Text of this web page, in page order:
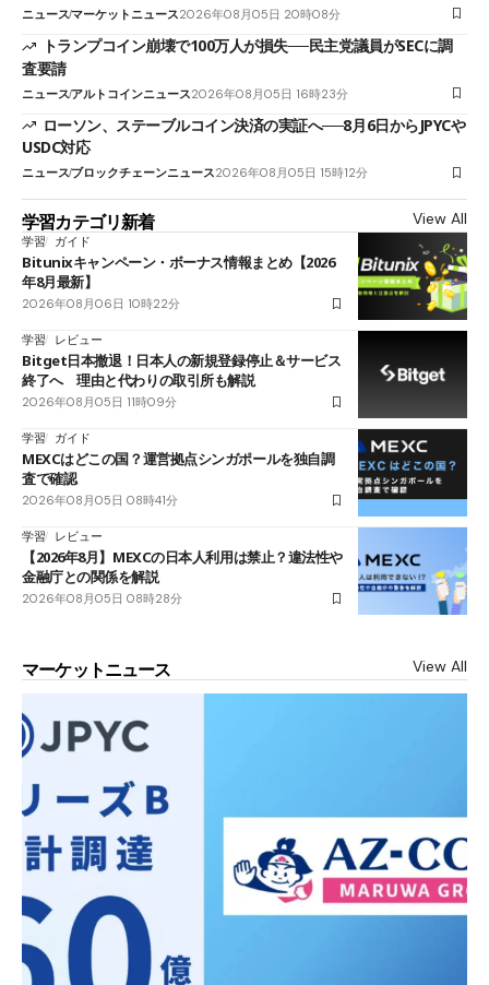
ニュースマーケットニュース2026年08月05日 20時08分
トランプコイン崩壊で100万人が損失──民主党議員がSECに調
査要請
ニュースアルトコインニュース2026年08月05日 16時23分
ローソン、ステーブルコイン決済の実証へ──8月6日からJPYCや
USDC対応
ニュースブロックチェーンニュース2026年08月05日 15時12分
学習カテゴリ新着 View All
学習 ガイド
Bitunixキャンペーン・ボーナス情報まとめ【2026
年8月最新】
2026年08月06日 10時22分
学習 レビュー
Bitget日本撤退！日本人の新規登録停止＆サービス
終了へ 理由と代わりの取引所も解説
2026年08月05日 11時09分
学習 ガイド
MEXCはどこの国？運営拠点シンガポールを独自調
査で確認
2026年08月05日 08時41分
学習 レビュー
【2026年8月】MEXCの日本人利用は禁止？違法性や
金融庁との関係を解説
2026年08月05日 08時28分
マーケットニュース View All